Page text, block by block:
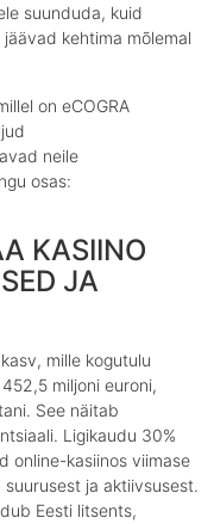
suunduda, kuid
kehtima mõlemal
on eCOGRA
neile
osas:
KASIINO
JA
mille kogutulu
miljoni euroni,
See näitab
Ligikaudu 30%
online-kasiinos viimase
ja aktiivsusest.
Eesti litsents,